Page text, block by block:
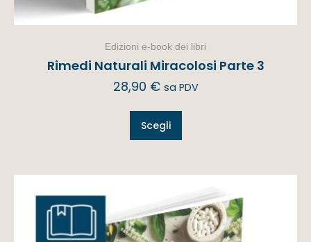
Edizioni e-book dei libri
Rimedi Naturali Miracolosi Parte 3
28,90 € sa PDV
Scegli